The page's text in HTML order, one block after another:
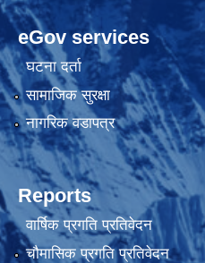
eGov services
घटना दर्ता
सामाजिक सुरक्षा
नागरिक वडापत्र
Reports
वार्षिक प्रगति प्रतिवेदन
चौमासिक प्रगति प्रतिवेदन